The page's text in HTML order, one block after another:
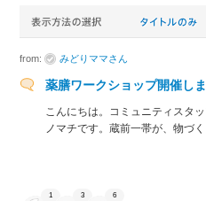
from: みどりママさん
薬膳ワークショップ開催し
こんにちは。コミュニティスタ
ノマチです。蔵前一帯が、物づ
1 3 6